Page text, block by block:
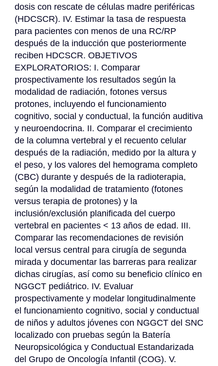
dosis con rescate de células madre periféricas
(HDCSCR). IV. Estimar la tasa de respuesta
para pacientes con menos de una RC/RP
después de la inducción que posteriormente
reciben HDCSCR. OBJETIVOS
EXPLORATORIOS: I. Comparar
prospectivamente los resultados según la
modalidad de radiación, fotones versus
protones, incluyendo el funcionamiento
cognitivo, social y conductual, la función auditiva
y neuroendocrina. II. Comparar el crecimiento
de la columna vertebral y el recuento celular
después de la radiación, medido por la altura y
el peso, y los valores del hemograma completo
(CBC) durante y después de la radioterapia,
según la modalidad de tratamiento (fotones
versus terapia de protones) y la
inclusión/exclusión planificada del cuerpo
vertebral en pacientes < 13 años de edad. III.
Comparar las recomendaciones de revisión
local versus central para cirugía de segunda
mirada y documentar las barreras para realizar
dichas cirugías, así como su beneficio clínico en
NGGCT pediátrico. IV. Evaluar
prospectivamente y modelar longitudinalmente
el funcionamiento cognitivo, social y conductual
de niños y adultos jóvenes con NGGCT del SNC
localizado con pruebas según la Batería
Neuropsicológica y Conductual Estandarizada
del Grupo de Oncología Infantil (COG). V.